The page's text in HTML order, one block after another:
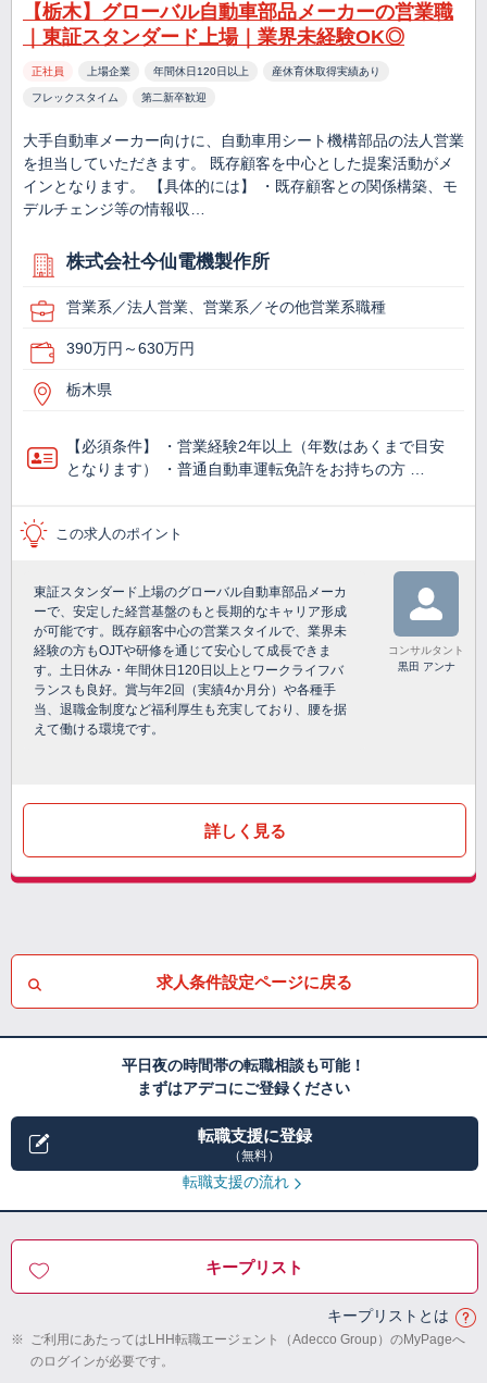
【栃木】グローバル自動車部品メーカーの営業職
｜東証スタンダード上場｜業界未経験OK◎
正社員 上場企業 年間休日120日以上 産休育休取得実績あり
フレックスタイム 第二新卒歓迎
大手自動車メーカー向けに、自動車用シート機構部品の法人営業
を担当していただきます。 既存顧客を中心とした提案活動がメ
インとなります。 【具体的には】 ・既存顧客との関係構築、モ
デルチェンジ等の情報収…
株式会社今仙電機製作所
営業系／法人営業、営業系／その他営業系職種
390万円～630万円
栃木県
【必須条件】 ・営業経験2年以上（年数はあくまで目安
となります） ・普通自動車運転免許をお持ちの方 …
この求人のポイント
東証スタンダード上場のグローバル自動車部品メーカ
ーで、安定した経営基盤のもと長期的なキャリア形成
が可能です。既存顧客中心の営業スタイルで、業界未
経験の方もOJTや研修を通じて安心して成長できま
す。土日休み・年間休日120日以上とワークライフバ
ランスも良好。賞与年2回（実績4か月分）や各種手
当、退職金制度など福利厚生も充実しており、腰を据
えて働ける環境です。
コンサルタント
黒田 アンナ
詳しく見る
求人条件設定ページに戻る
平日夜の時間帯の転職相談も可能！
まずはアデコにご登録ください
転職支援に登録
（無料）
転職支援の流れ
キープリスト
キープリストとは
※ ご利用にあたってはLHH転職エージェント（Adecco Group）のMyPageへ
のログインが必要です。